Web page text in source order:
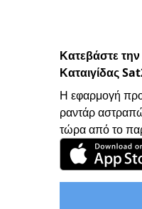
Κατεβάστε
Καταιγίδας
Η εφαρμογή
ραντάρ
τώρα από το